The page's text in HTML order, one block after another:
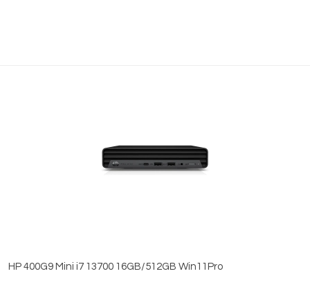
HP 400G9 Mini i7 13700 16GB/512GB Win11Pro